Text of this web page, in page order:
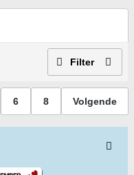
Filter
6 8 Volgende